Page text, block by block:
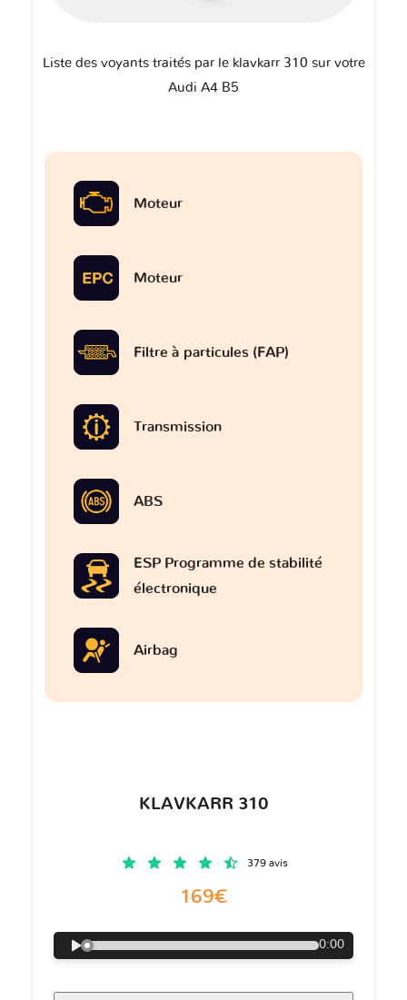
Liste des voyants traités par le klavkarr 310 sur votre
Audi A4 B5
Moteur
Moteur
Filtre à particules (FAP)
Transmission
ABS
ESP Programme de stabilité
électronique
Airbag
KLAVKARR 310
379 avis
169€
0:00